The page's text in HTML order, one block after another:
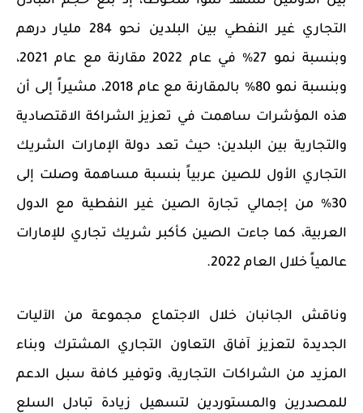
التجاري غير النفطي بين البلدين نحو 284 مليار درهم
وبنسبة نمو 27% في عام 2022 مقارنة مع عام 2021،
وبنسبة نمو 80% بالمقارنة مع عام 2018، مشيراً إلى أن
هذه المؤشرات ساهمت في تعزيز الشراكة الاقتصادية
والتجارية بين البلدين؛ حيث تعد دولة الإمارات الشريك
التجاري الأول للصين عربياً بنسبة مساهمة وصلت إلى
30% من إجمالي تجارة الصين غير النفطية مع الدول
العربية، كما جاءت الصين كأكبر شريك تجاري للإمارات
عالمياً خلال العام 2022.
وناقش الجانبان خلال الاجتماع مجموعة من الآليات
الجديدة لتعزيز آفاق التعاون التجاري المشترك وبناء
المزيد من الشراكات التجارية، وتوفير كافة سبل الدعم
للمصدرين والمستوردين لتسهيل زيادة تبادل السلع